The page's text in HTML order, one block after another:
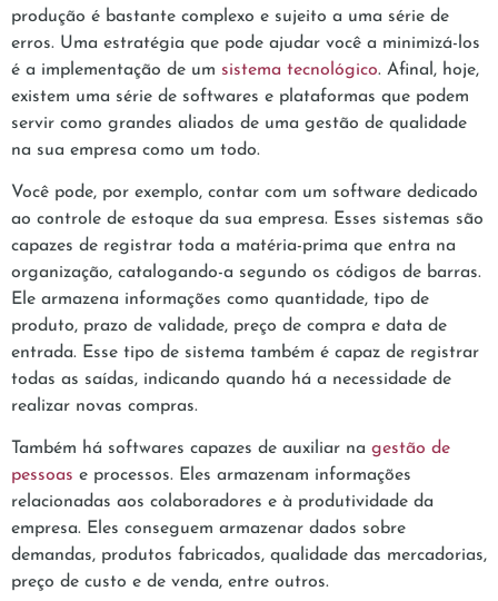
produção é bastante complexo e sujeito a uma série de
erros. Uma estratégia que pode ajudar você a minimizá-los
é a implementação de um sistema tecnológico. Afinal, hoje,
existem uma série de softwares e plataformas que podem
servir como grandes aliados de uma gestão de qualidade
na sua empresa como um todo.
Você pode, por exemplo, contar com um software dedicado
ao controle de estoque da sua empresa. Esses sistemas são
capazes de registrar toda a matéria-prima que entra na
organização, catalogando-a segundo os códigos de barras.
Ele armazena informações como quantidade, tipo de
produto, prazo de validade, preço de compra e data de
entrada. Esse tipo de sistema também é capaz de registrar
todas as saídas, indicando quando há a necessidade de
realizar novas compras.
Também há softwares capazes de auxiliar na gestão de
pessoas e processos. Eles armazenam informações
relacionadas aos colaboradores e à produtividade da
empresa. Eles conseguem armazenar dados sobre
demandas, produtos fabricados, qualidade das mercadorias,
preço de custo e de venda, entre outros.